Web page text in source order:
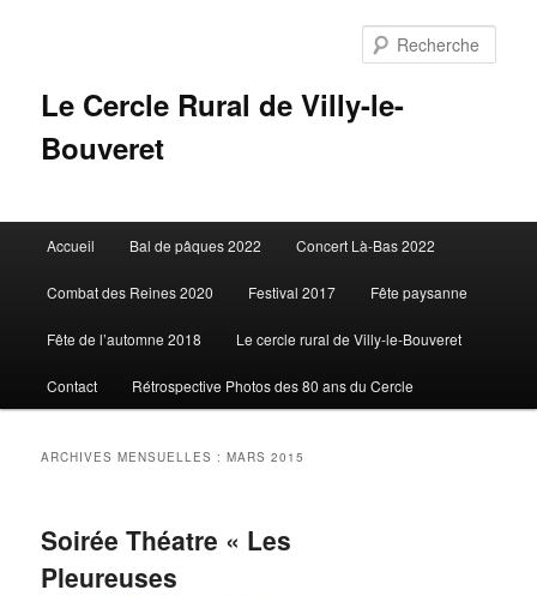
Le Cercle Rural de Villy-le-
Bouveret
principal
Accueil Bal de pâques 2022 Concert Là-Bas 2022
Combat des Reines 2020 Festival 2017 Fête paysanne
Fête de l’automne 2018 Le cercle rural de Villy-le-Bouveret
Contact Rétrospective Photos des 80 ans du Cercle
ARCHIVES MENSUELLES :MARS 2015
Soirée Théatre « Les
Pleureuses